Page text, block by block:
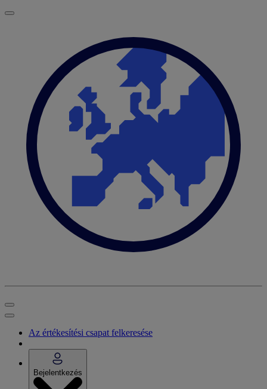
Az értékesítési csapat felkeresése
Bejelentkezés